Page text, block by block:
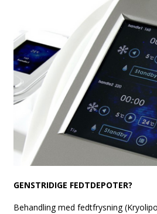
GENSTRIDIGE FEDTDEPOTER?
Behandling med fedtfrysning